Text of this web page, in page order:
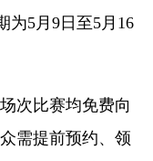
为5月9日至5月16
次比赛均免费向
需提前预约、领